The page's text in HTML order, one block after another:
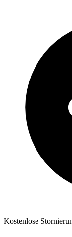
Kostenlose